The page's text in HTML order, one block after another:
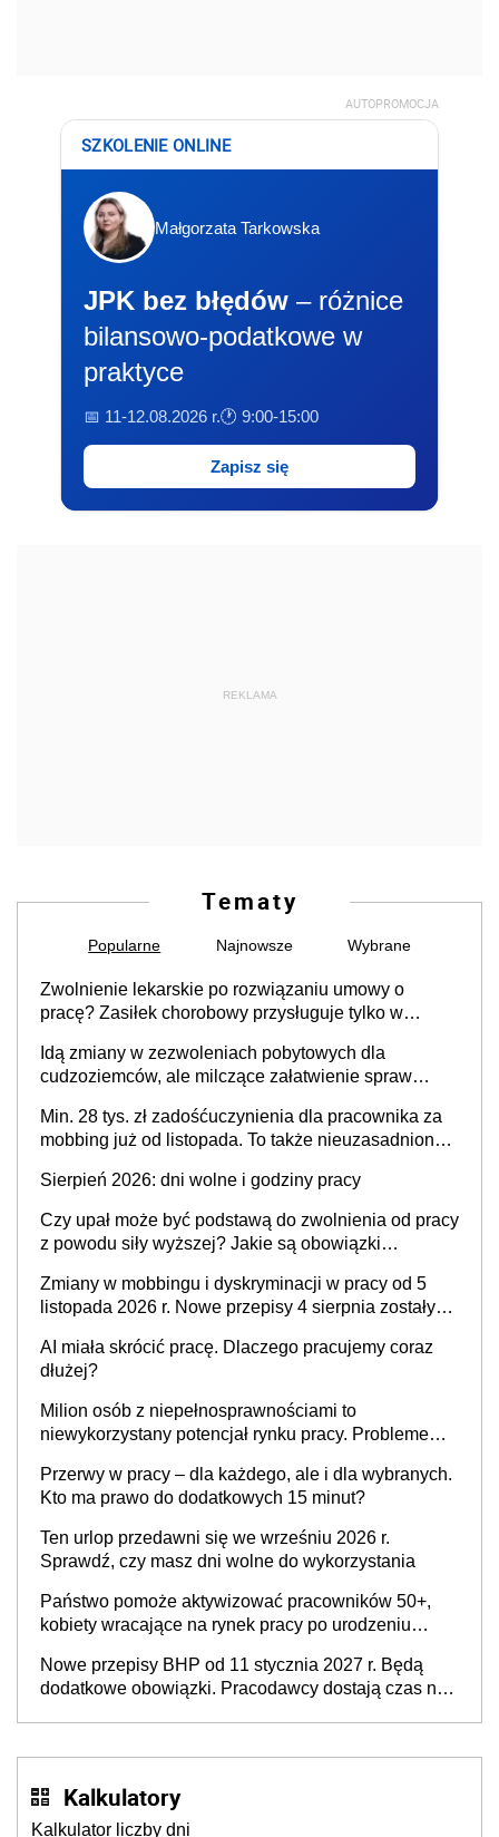
AUTOPROMOCJA
SZKOLENIE ONLINE
Małgorzata Tarkowska
JPK bez błędów – różnice
bilansowo-podatkowe w
praktyce
📅 11-12.08.2026 r.🕐 9:00-15:00
Zapisz się
REKLAMA
Tematy
Popularne Najnowsze Wybrane
Zwolnienie lekarskie po rozwiązaniu umowy o
pracę? Zasiłek chorobowy przysługuje tylko w
stosunku pracy
Idą zmiany w zezwoleniach pobytowych dla
cudzoziemców, ale milczące załatwienie spraw
Min. 28 tys. zł zadośćuczynienia dla pracownika za
mobbing już od listopada. To także nieuzasadniona
Sierpień 2026: dni wolne i godziny pracy
Czy upał może być podstawą do zwolnienia od pracy
z powodu siły wyższej? Jakie są obowiązki
Zmiany w mobbingu i dyskryminacji w pracy od 5
listopada 2026 r. Nowe przepisy 4 sierpnia zostały
AI miała skrócić pracę. Dlaczego pracujemy coraz
dłużej?
Milion osób z niepełnosprawnościami to
niewykorzystany potencjał rynku pracy. Problemem
refundacji, ale bariery po stronie systemu i
świadomości pracodawców [WYWIAD]
Przerwy w pracy – dla każdego, ale i dla wybranych.
Kto ma prawo do dodatkowych 15 minut?
Ten urlop przedawni się we wrześniu 2026 r.
Sprawdź, czy masz dni wolne do wykorzystania
Państwo pomoże aktywizować pracowników 50+,
kobiety wracające na rynek pracy po urodzeniu
neuroatypowe. Powstanie Fundusz na rzecz
Inkluzywności w Zatrudnianiu?
Nowe przepisy BHP od 11 stycznia 2027 r. Będą
dodatkowe obowiązki. Pracodawcy dostają czas na
Kalkulatory
Kalkulator liczby dni